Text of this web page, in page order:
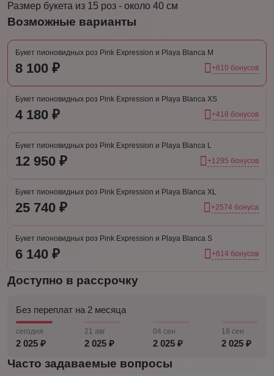
Размер букета из 15 роз - около 40 см
Возможные варианты
Букет пионовидных роз Pink Expression и Playa Blanca М
8 100 ₽ +810 бонусов
Букет пионовидных роз Pink Expression и Playa Blanca XS
4 180 ₽ +418 бонусов
Букет пионовидных роз Pink Expression и Playa Blanca L
12 950 ₽ +1295 бонусов
Букет пионовидных роз Pink Expression и Playa Blanca XL
25 740 ₽ +2574 бонуса
Букет пионовидных роз Pink Expression и Playa Blanca S
6 140 ₽ +614 бонусов
Доступно в рассрочку
Без переплат на 2 месяца
сегодня
2 025 ₽
21 авг
2 025 ₽
04 сен
2 025 ₽
18 сен
2 025 ₽
Часто задаваемые вопросы